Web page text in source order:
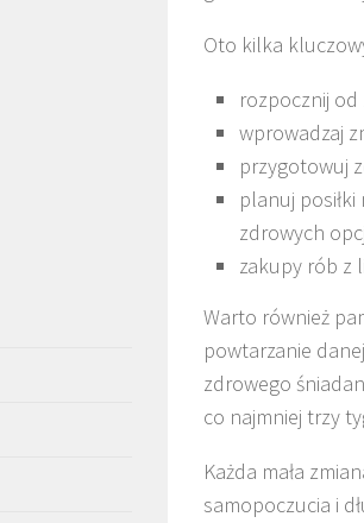
Oto kilka
rozpocznij od
wprowadzaj
przygotowuj
planuj
zdrowych
zakupy rób z
Warto również
powtarzanie
zdrowego
co najmniej trzy
Każda mała
samopoczucia i